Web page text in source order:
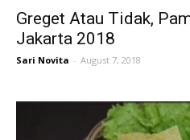
Greget Atau Tidak,
Jakarta 2018
Sari Novita - August 7, 2018